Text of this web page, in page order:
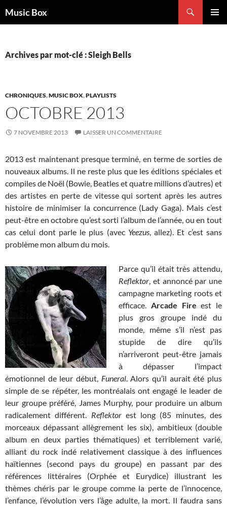
auMusic Box
Archives par mot-clé : Sleigh Bells
CHRONIQUES,MUSIC BOX,PLAYLISTS
OCTOBRE 2013
7 NOVEMBRE 2013 LAISSER UN COMMENTAIRE
2013 est maintenant presque terminé, en terme de sorties de
nouveaux albums. Il ne reste plus que les éditions spéciales et
compiles de Noël (Bowie, Beatles et quatre millions d’autres) et
des artistes en perte de vitesse qui sortent après les autres
histoire de minimiser la concurrence (Lady Gaga). Mais c’est
peut-être en octobre qu’est sorti l’album de l’année, ou en tout
cas celui dont parle le plus (avec Yeezus, allez). Et c’est sans
problème mon album du mois.
Parce qu’il était très attendu,
Reflektor, et annoncé par une
campagne marketing roots et
efficace. Arcade Fire est le
plus gros groupe indé du
monde, même s’il n’est pas
stupide de dire qu’ils
n’arriveront peut-être jamais
à dépasser l’impact
émotionnel de leur début, Funeral. Alors qu’il aurait été plus
simple de se répéter, les montréalais ont engagé le leader de
leur groupe préféré, James Murphy, pour produire un album
radicalement différent. Reflektorest long (85 minutes, des
morceaux dépassant allègrement les six), ambitieux (double
album en deux parties thématiques) et terriblement varié,
alliant du rock indé relativement classique à des influences
haïtiennes (second pays du groupe) en passant par des
références littéraires (Orphée et Eurydice) illustrant les
thèmes chéris par le groupe comme la perte de l’innocence,
l’enfance, l’évolution vers l’âge adulte, la mort. Il faudra sans